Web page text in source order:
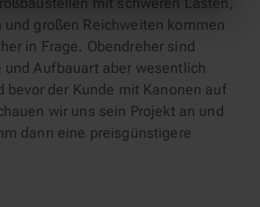
großen Reichweiten kommen
in Frage. Obendreher sind
und Aufbauart aber wesentlich
bevor der Kunde mit Kanonen auf
wir uns sein Projekt an und
dann eine preisgünstigere